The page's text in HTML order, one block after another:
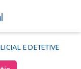
E DETETIVE